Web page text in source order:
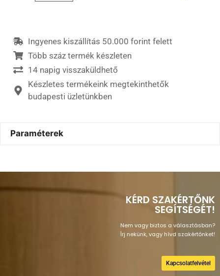
Ingyenes kiszállítás 50.000 forint felett
Több száz termék készleten
14 napig visszaküldhető
Készletes termékeink megtekinthetők
budapesti üzletünkben
Paraméterek
KÉRD SZAKÉRTŐNK
SEGÍTSÉGÉT!
Nem vagy biztos a választásban?
Írj nekünk, vagy hívd szakértőnket!
Kapcsolatfelvétel